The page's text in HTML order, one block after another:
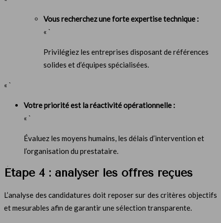
Vous recherchez une forte expertise technique :
« `
Privilégiez les entreprises disposant de références
solides et d’équipes spécialisées.
« `
Votre priorité est la réactivité opérationnelle :
« `
Évaluez les moyens humains, les délais d’intervention et
l’organisation du prestataire.
Étape 4 : analyser les offres reçues
L’analyse des candidatures doit reposer sur des critères objectifs
et mesurables afin de garantir une sélection transparente.